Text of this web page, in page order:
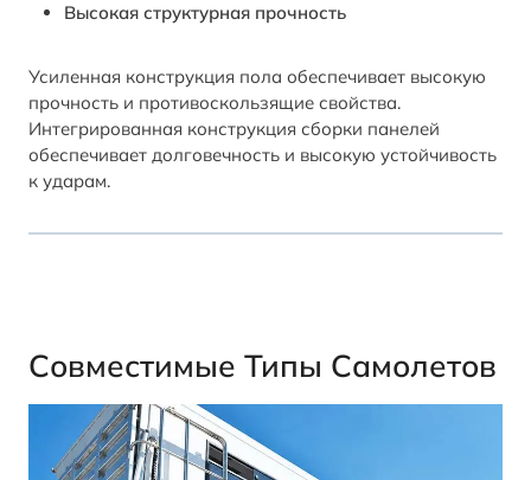
Высокая структурная прочность
Усиленная конструкция пола обеспечивает высокую
прочность и противоскользящие свойства.
Интегрированная конструкция сборки панелей
обеспечивает долговечность и высокую устойчивость
к ударам.
Совместимые Типы Самолетов